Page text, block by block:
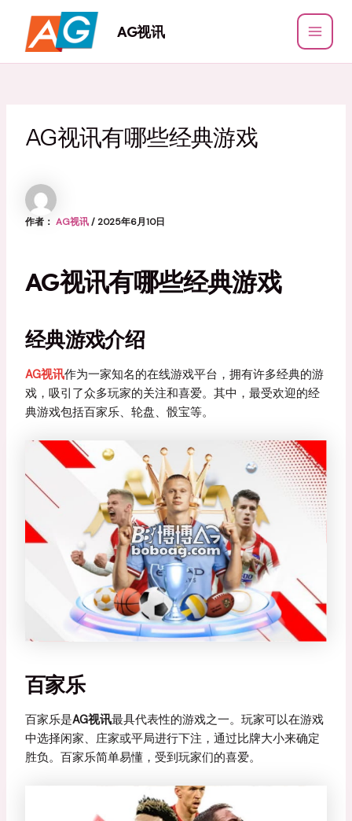
容
AG视讯
AG视讯有哪些经典游戏
作者： AG视讯/ 2025年6月10日
AG视讯有哪些经典游戏
经典游戏介绍
AG视讯作为一家知名的在线游戏平台，拥有许多经典的游
戏，吸引了众多玩家的关注和喜爱。其中，最受欢迎的经
典游戏包括百家乐、轮盘、骰宝等。
百家乐
百家乐是AG视讯最具代表性的游戏之一。玩家可以在游戏
中选择闲家、庄家或平局进行下注，通过比牌大小来确定
胜负。百家乐简单易懂，受到玩家们的喜爱。